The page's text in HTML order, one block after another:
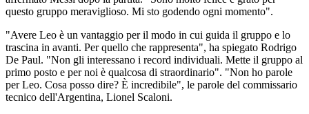
questo gruppo meraviglioso. Mi sto godendo ogni momento".
"Avere Leo è un vantaggio per il modo in cui guida il gruppo e lo
trascina in avanti. Per quello che rappresenta", ha spiegato Rodrigo
De Paul. "Non gli interessano i record individuali. Mette il gruppo al
primo posto e per noi è qualcosa di straordinario". "Non ho parole
per Leo. Cosa posso dire? È incredibile", le parole del commissario
tecnico dell'Argentina, Lionel Scaloni.